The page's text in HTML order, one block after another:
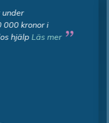
under
000 kronor i
hjälp Läs mer